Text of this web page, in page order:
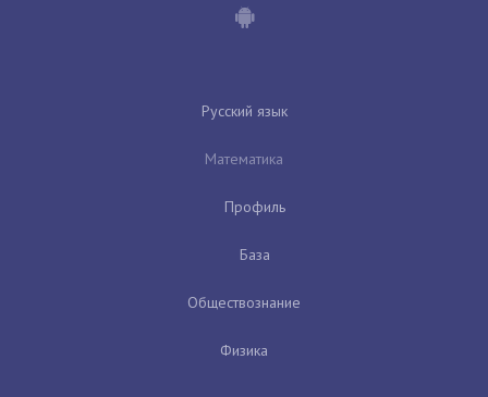
Русский язык
Математика
Профиль
База
Обществознание
Физика